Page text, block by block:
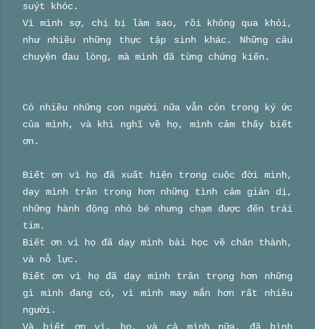
suýt khóc.
Vì mình sợ, chị bị làm sao, rồi không qua khỏi,
như nhiều những thực tập sinh khác. Những câu
chuyện đau lòng, mà mình đã từng chứng kiến.
Có nhiều những con người nữa vẫn còn trong ký ức
của mình, và khi nghĩ về họ, mình cảm thấy biết
ơn.
Biết ơn vì họ đã xuất hiện trong cuộc đời mình,
dạy mình trân trọng hơn những tình cảm giản dị,
những hành động nhỏ bé nhưng chạm được đến trái
tim.
Biết ơn vì họ đã dạy mình bài học về chân thành,
và nỗ lực.
Biết ơn vì họ đã dạy mình trân trọng hơn những
gì mình đang có, vì mình may mắn hơn rất nhiều
người.